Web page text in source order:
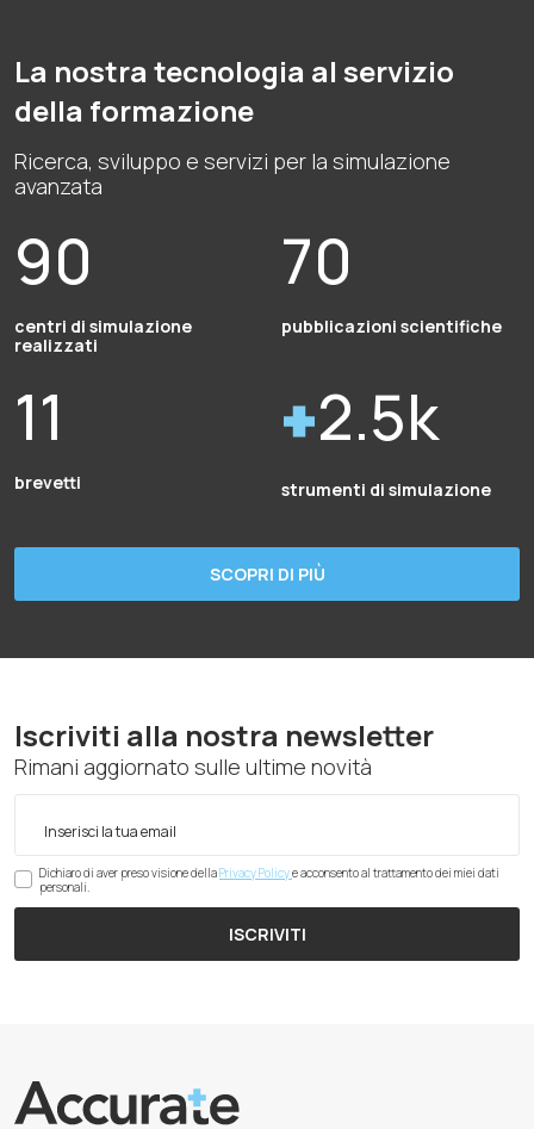
La nostra tecnologia al servizio
della formazione
Ricerca, sviluppo e servizi per la simulazione
avanzata
90
centri di simulazione
realizzati
70
pubblicazioni scientifiche
11
brevetti
2.5k
strumenti di simulazione
SCOPRI DI PIÙ
Iscriviti alla nostra newsletter
Rimani aggiornato sulle ultime novità
Dichiaro di aver preso visione dellaPrivacy Policye acconsento al trattamento dei miei dati
personali.
ISCRIVITI